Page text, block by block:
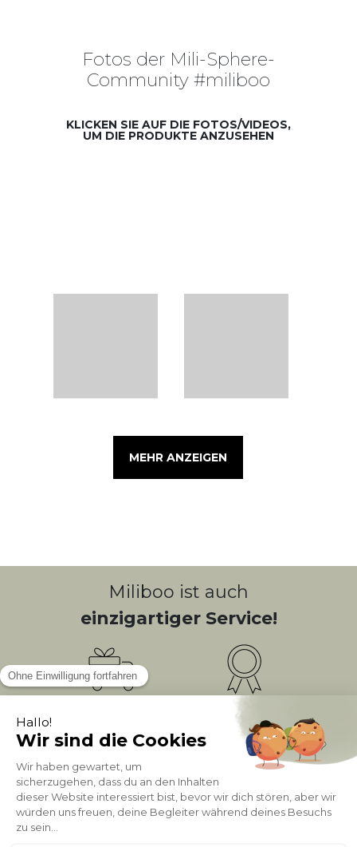
Fotos der Mili-Sphere-
Community #miliboo
KLICKEN SIE AUF DIE FOTOS/VIDEOS,
UM DIE PRODUKTE ANZUSEHEN
MEHR ANZEIGEN
Miliboo ist auch
einzigartiger Service!
Bonusprogramm
PUNKTE = 5